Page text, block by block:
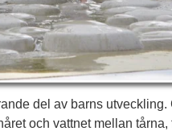
del av barns utveckling.
och vattnet mellan